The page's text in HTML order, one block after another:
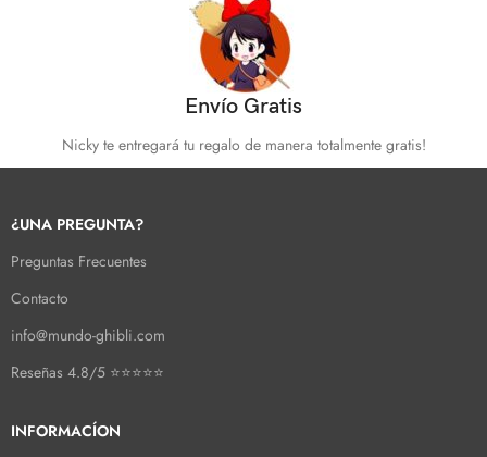
Envío Gratis
Nicky te entregará tu regalo de manera totalmente gratis!
¿UNA PREGUNTA?
Preguntas Frecuentes
Contacto
info@mundo-ghibli.com
Reseñas 4.8/5 ⭐⭐⭐⭐⭐
INFORMACÍON